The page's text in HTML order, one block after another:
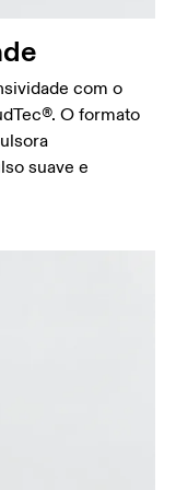
com o
O formato
suave e